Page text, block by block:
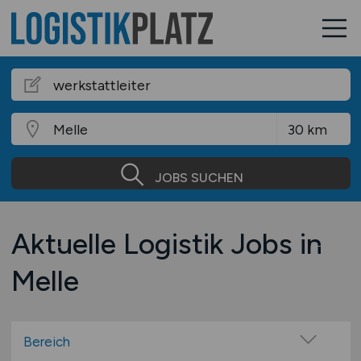
JOBS SUCHEN
Aktuelle Logistik Jobs in
Melle
Bereich